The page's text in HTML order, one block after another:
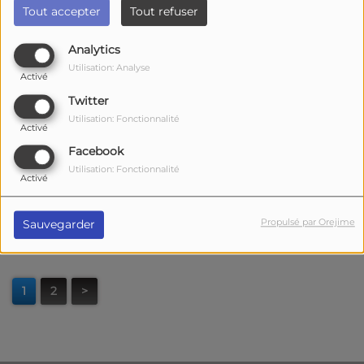
Tout accepter Tout refuser
Analytics
Activé
Utilisation: Analyse
Twitter
Activé
Utilisation: Fonctionnalité
Facebook
Activé
Utilisation: Fonctionnalité
Sauvegarder Propulsé par Orejime
1 2 >